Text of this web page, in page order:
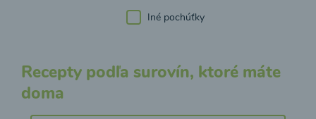
Iné pochúťky
Recepty podľa surovín, ktoré máte
doma